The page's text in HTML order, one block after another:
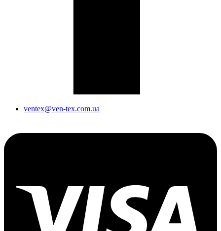
ventex@ven-tex.com.ua